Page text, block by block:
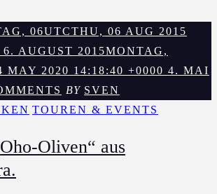
06UTCTHU, 06 AUG 2015
AUGUST 2015MONTAG,
MAY 2020 14:18:40 +0000 4. MAI
BY SVEN
TOUREN & EVENTS
Oliven“ aus